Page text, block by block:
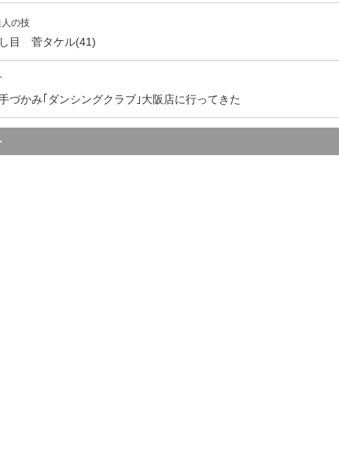
の技
目 菅タケル(41)
づかみ｢ダンシングクラブ｣大阪店に行ってきた